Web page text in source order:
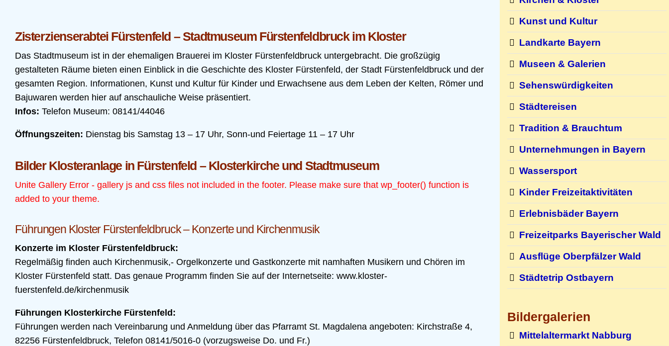
Zisterzienserabtei Fürstenfeld – Stadtmuseum Fürstenfeldbruck im Kloster
Das Stadtmuseum ist in der ehemaligen Brauerei im Kloster Fürstenfeldbruck untergebracht. Die großzügig
gestalteten Räume bieten einen Einblick in die Geschichte des Kloster Fürstenfeld, der Stadt Fürstenfeldbruck und der
gesamten Region. Informationen, Kunst und Kultur für Kinder und Erwachsene aus dem Leben der Kelten, Römer und
Bajuwaren werden hier auf anschauliche Weise präsentiert.
Infos: Telefon Museum: 08141/44046
Öffnungszeiten: Dienstag bis Samstag 13 – 17 Uhr, Sonn-und Feiertage 11 – 17 Uhr
Bilder Klosteranlage in Fürstenfeld – Klosterkirche und Stadtmuseum
Unite Gallery Error - gallery js and css files not included in the footer. Please make sure that wp_footer() function is
added to your theme.
Führungen Kloster Fürstenfeldbruck – Konzerte und Kirchenmusik
Konzerte im Kloster Fürstenfeldbruck:
Regelmäßig finden auch Kirchenmusik,- Orgelkonzerte und Gastkonzerte mit namhaften Musikern und Chören im
Kloster Fürstenfeld statt. Das genaue Programm finden Sie auf der Internetseite: www.kloster-
fuerstenfeld.de/kirchenmusik
Führungen Klosterkirche Fürstenfeld:
Führungen werden nach Vereinbarung und Anmeldung über das Pfarramt St. Magdalena angeboten: Kirchstraße 4,
82256 Fürstenfeldbruck, Telefon 08141/5016-0 (vorzugsweise Do. und Fr.)
Kunst und Kultur
Landkarte Bayern
Museen & Galerien
Sehenswürdigkeiten
Städtereisen
Tradition & Brauchtum
Unternehmungen in Bayern
Wassersport
Kinder Freizeitaktivitäten
Erlebnisbäder Bayern
Freizeitparks Bayerischer Wald
Ausflüge Oberpfälzer Wald
Städtetrip Ostbayern
Bildergalerien
Mittelaltermarkt Nabburg